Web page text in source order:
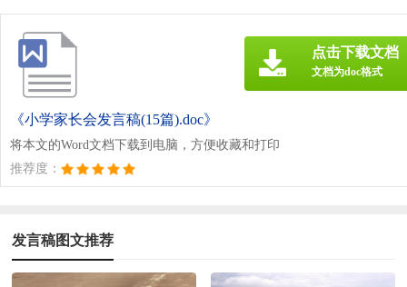
《小学家长会发言稿(15篇).doc》
将本文的Word文档下载到电脑，方便收藏和打印
推荐度：
点击下载文档
文档为doc格式
发言稿图文推荐